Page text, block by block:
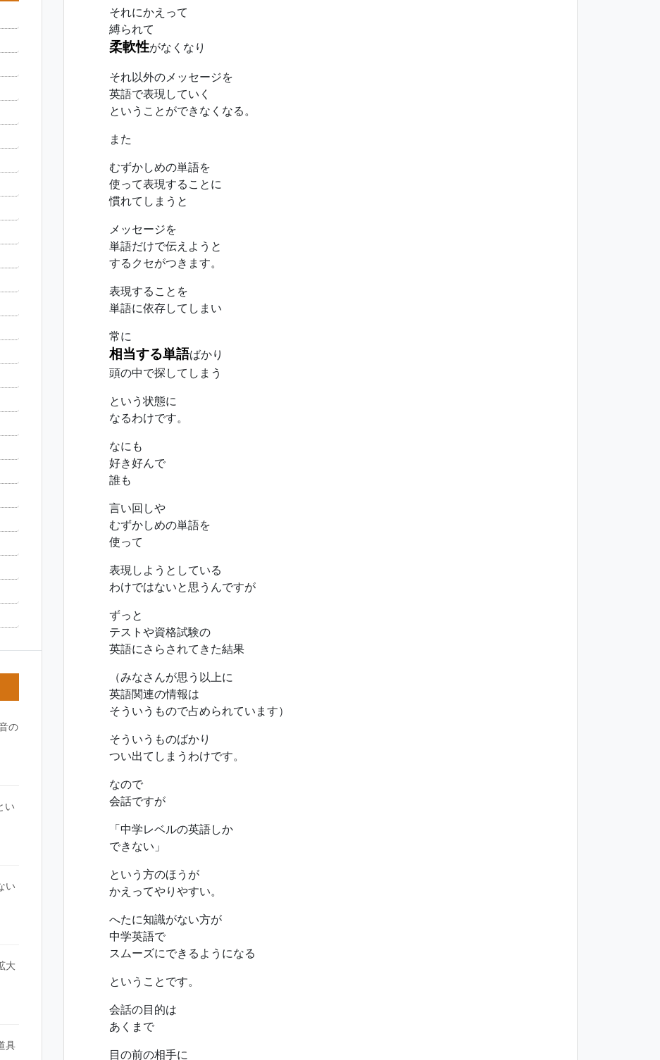
それにかえって
縛られて
柔軟性がなくなり
それ以外のメッセージを
英語で表現していく
ということができなくなる。
また
むずかしめの単語を
使って表現することに
慣れてしまうと
メッセージを
単語だけで伝えようと
するクセがつきます。
表現することを
単語に依存してしまい
常に
相当する単語ばかり
頭の中で探してしまう
という状態に
なるわけです。
なにも
好き好んで
誰も
言い回しや
むずかしめの単語を
使って
表現しようとしている
わけではないと思うんですが
ずっと
テストや資格試験の
英語にさらされてきた結果
（みなさんが思う以上に
英語関連の情報は
そういうもので占められています）
そういうものばかり
つい出てしまうわけです。
なので
会話ですが
「中学レベルの英語しか
できない」
という方のほうが
かえってやりやすい。
へたに知識がない方が
中学英語で
スムーズにできるようになる
ということです。
会話の目的は
あくまで
目の前の相手に
の
い
い
大
具